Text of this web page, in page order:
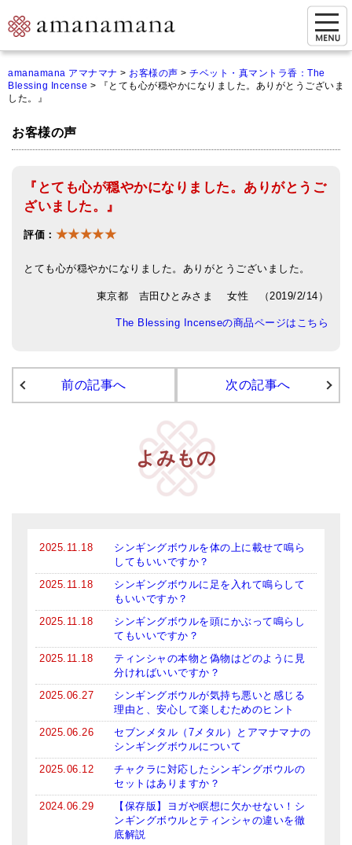
マイページ
ご来店予約（実店舗）
オンライン相談&購入
アマナマナのシンギングボウル
マンダラ彫（黒・渋金）
特大シンギングボウル・特殊柄
スティック・マレット・リング（台座）
アマナマナのティンシャ
プレミアム・ティンシャ（L・M）
ベーシック・ティンシャ（4種）
ティンシャケース
チベット・真マントラ香
お香定期購入（ラクとくサブスク）
チベット高僧のオラクルカード
amanamana アマナマナ > お客様の声 > チベット・真マントラ香：The
Blessing Incense >
『とても心が穏やかになりました。ありがとうございま
した。』
お客様の声
『とても心が穏やかになりました。ありがとうご
ざいました。』
評価： ★★★★★
とても心が穏やかになりました。ありがとうございました。
東京都 吉田ひとみさま 女性 （2019/2/14）
The Blessing Incenseの商品ページはこちら
前の記事へ 次の記事へ
よみもの
2025.11.18
シンギングボウルを体の上に載せて鳴ら
してもいいですか？
2025.11.18
シンギングボウルに足を入れて鳴らして
もいいですか？
2025.11.18
シンギングボウルを頭にかぶって鳴らし
てもいいですか？
2025.11.18
ティンシャの本物と偽物はどのように見
分ければいいですか？
2025.06.27
シンギングボウルが気持ち悪いと感じる
理由と、安心して楽しむためのヒント
2025.06.26
セブンメタル（7メタル）とアマナマナの
シンギングボウルについて
2025.06.12
チャクラに対応したシンギングボウルの
セットはありますか？
2024.06.29
【保存版】ヨガや瞑想に欠かせない！シ
ンギングボウルとティンシャの違いを徹
底解説